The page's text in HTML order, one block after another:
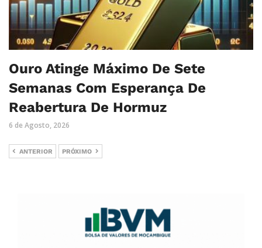
Ouro Atinge Máximo De Sete
Semanas Com Esperança De
Reabertura De Hormuz
6 de Agosto, 2026
ANTERIOR PRÓXIMO